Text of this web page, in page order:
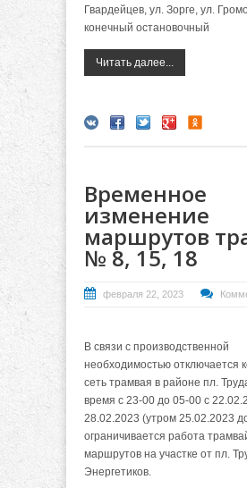
Гвардейцев, ул. Зорге, ул.
конечный остановочный
Читать далее...
Временное
изменение
маршрутов
№ 8, 15, 18
февраля 22, 2023
В связи с производственной
необходимостью отключается
сеть трамвая в районе пл.
время с 23-00 до 05-00 с
28.02.2023 (утром 25.02.2023
ограничивается работа
маршрутов на участке от пл.
Энергетиков.